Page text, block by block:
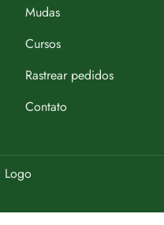
Mudas
Cursos
Rastrear pedidos
Contato